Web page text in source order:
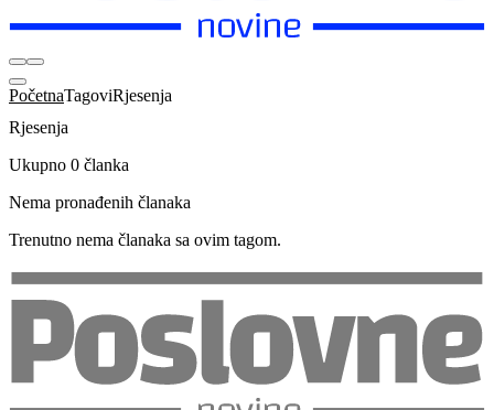
PočetnaTagoviRjesenja
Rjesenja
Ukupno 0 članka
Nema pronađenih članaka
Trenutno nema članaka sa ovim tagom.